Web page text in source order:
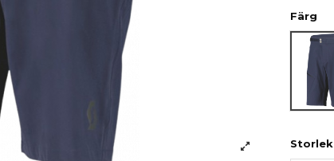
Färg
Storlek